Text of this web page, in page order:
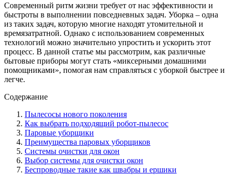
Современный ритм жизни требует от нас эффективности и
быстроты в выполнении повседневных задач. Уборка – одна
из таких задач, которую многие находят утомительной и
времязатратной. Однако с использованием современных
технологий можно значительно упростить и ускорить этот
процесс. В данной статье мы рассмотрим, как различные
бытовые приборы могут стать «миксерными домашними
помощниками», помогая нам справляться с уборкой быстрее и
легче.
Содержание
Пылесосы нового поколения
Как выбрать подходящий робот-пылесос
Паровые уборщики
Преимущества паровых уборщиков
Системы очистки для окон
Выбор системы для очистки окон
Беспроводные такие как швабры и ершики